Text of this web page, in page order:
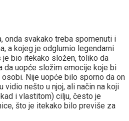
onda svakako treba spomenuti i
a kojeg je odglumio legendarni
je bio itekako složen, toliko da
da uopće složim emocije koje bi
Nije uopće bilo sporno da on
vidio nešto u njoj, ali način na koji
i vlastitom) cilju, često je
što je itekako bilo previše za